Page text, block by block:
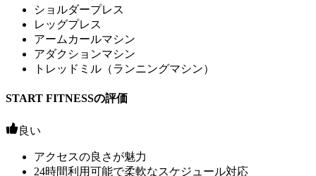
ショルダープレス
レッグプレス
アームカールマシン
アダクションマシン
トレッドミル（ランニングマシン）
START FITNESSの評価
良い
アクセスの良さが魅力
24時間利用可能で柔軟なスケジュール対応